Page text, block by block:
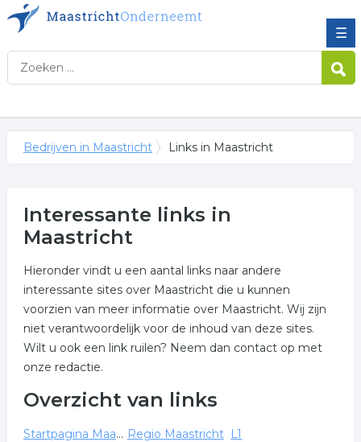
☰
Bedrijven in Maastricht Links in Maastricht
Interessante links in
Maastricht
Hieronder vindt u een aantal links naar andere
interessante sites over Maastricht die u kunnen
voorzien van meer informatie over Maastricht. Wij zijn
niet verantwoordelijk voor de inhoud van deze sites.
Wilt u ook een link ruilen? Neem dan contact op met
onze redactie.
Overzicht van links
Startpagina Maastricht Regio Maastricht L1